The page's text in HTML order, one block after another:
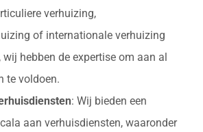
verhuizing,
of internationale verhuizing
hebben de expertise om aan al
te voldoen.
: Wij bieden een
aan verhuisdiensten, waaronder